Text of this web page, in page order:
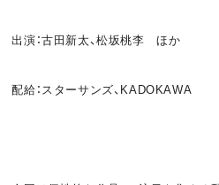
r
o
o
t
出演：古田新太、松坂桃李 ほか
配給：スターサンズ、KADOKAWA